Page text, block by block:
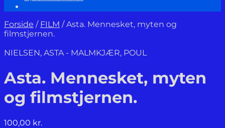
Forside / FILM /Asta. Mennesket, myten og
filmstjernen.
NIELSEN, ASTA - MALMKJÆR, POUL
Asta. Mennesket, myten
og filmstjernen.
100,00 kr.